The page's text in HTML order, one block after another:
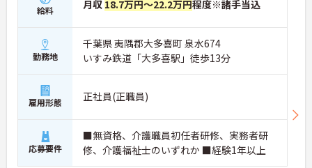
給料 月収 18.7万円～22.2万円程度※諸手当込
勤務地
千葉県 夷隅郡大多喜町 泉水674
いすみ鉄道「大多喜駅」徒歩13分
雇用形態 正社員(正職員)
応募要件
■無資格、介護職員初任者研修、実務者研
修、介護福祉士のいずれか ■経験1年以上